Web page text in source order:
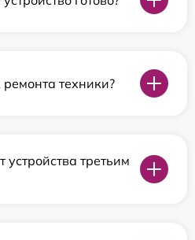
ремонта техники?
третьим